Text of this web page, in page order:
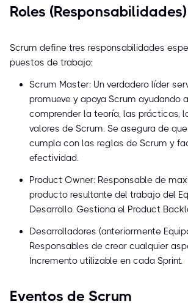
Roles
Scrum define tres responsabilidades
puestos de trabajo:
Scrum Master: Un verdadero líder
promueve y apoya Scrum ayudando
comprender la teoría, las prácticas,
valores de Scrum. Se asegura de
cumpla con las reglas de Scrum y
efectividad.
Product Owner: Responsable de
producto resultante del trabajo del
Desarrollo. Gestiona el Product
Desarrolladores (anteriormente
Responsables de crear cualquier
Incremento utilizable en cada Sprint.
Eventos de Scrum